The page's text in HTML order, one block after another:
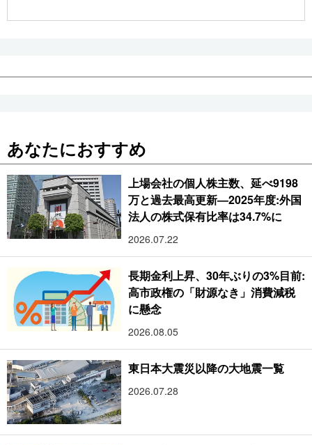
あなたにおすすめ
上場会社の個人株主数、延べ9198
万と過去最高更新―2025年度:外国
法人の株式保有比率は34.7%に
2026.07.22
長期金利上昇、30年ぶりの3%目前:
高市政権の「財源なき」消費減税
に懸念
2026.08.05
東日本大震災以降の大地震一覧
2026.07.28